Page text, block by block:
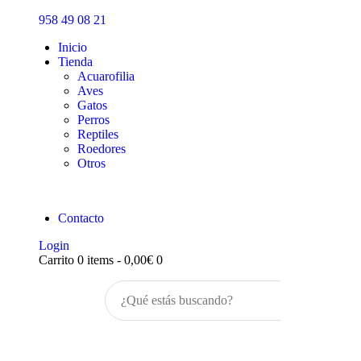
958 49 08 21
Inicio
Tienda
Acuarofilia
Aves
Gatos
Perros
Reptiles
Roedores
Otros
Contacto
Login
Carrito 0 items - 0,00€ 0
Inicio